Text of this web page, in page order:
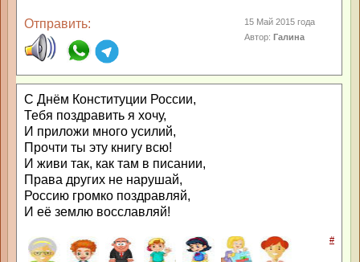
Отправить:
15 Май 2015 года
Автор:Галина
С Днём Конституции России,
Тебя поздравить я хочу,
И приложи много усилий,
Прочти ты эту книгу всю!
И живи так, как там в писании,
Права других не нарушай,
Россию громко поздравляй,
И её землю восславляй!
#